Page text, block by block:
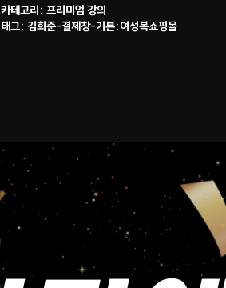
카테고리: 프리미엄 강의
태그: 김희준-결제창-기본:여성복쇼핑몰